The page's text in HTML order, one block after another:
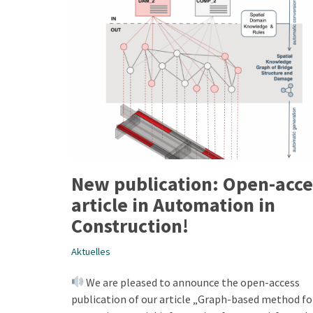
New publication: Open-
article in Automation in
Construction!
Aktuelles
We are pleased to announce the open-access
publication of our article „Graph-based method